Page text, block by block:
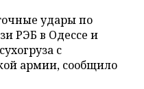
удары по
РЭБ в Одессе и
с
армии, сообщило